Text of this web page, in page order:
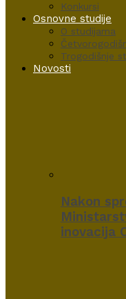
Konkursi
Osnovne studije
O studijama
Trogodišnje
Novosti
Nakon
inovacija